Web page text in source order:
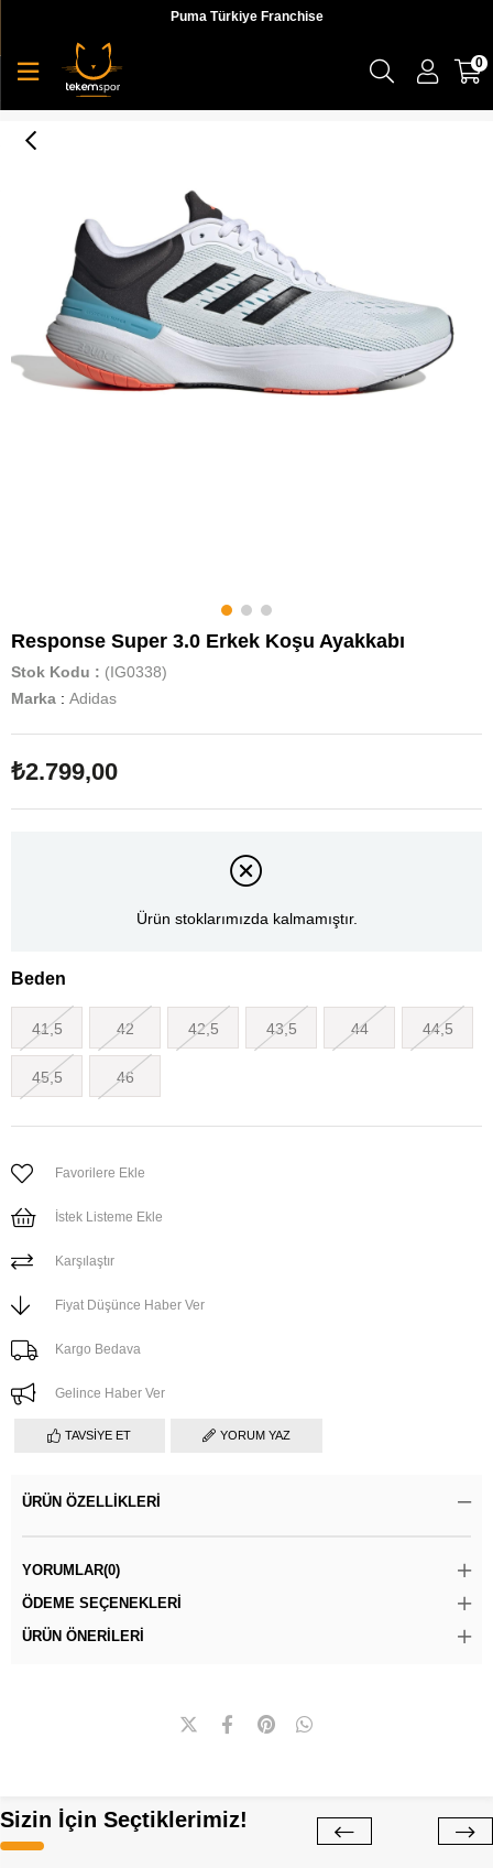
Puma Türkiye Franchise
0
Response Super 3.0 Erkek Koşu Ayakkabı
Stok Kodu
(IG0338)
Marka : Adidas
₺2.799,00
Ürün stoklarımızda kalmamıştır.
Beden
41,5 42 42,5 43,5 44 44,5
45,5 46
Favorilere Ekle
İstek Listeme Ekle
Karşılaştır
Fiyat Düşünce Haber Ver
Kargo Bedava
Gelince Haber Ver
TAVSIYE ET YORUM YAZ
ÜRÜN ÖZELLIKLERI
YORUMLAR(0)
ÖDEME SEÇENEKLERI
ÜRÜN ÖNERILERI
Sizin İçin Seçtiklerimiz!